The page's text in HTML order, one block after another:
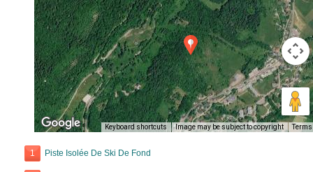
Keyboard shortcuts Image may be subject to copyright Terms
1 Piste Isolée De Ski De Fond